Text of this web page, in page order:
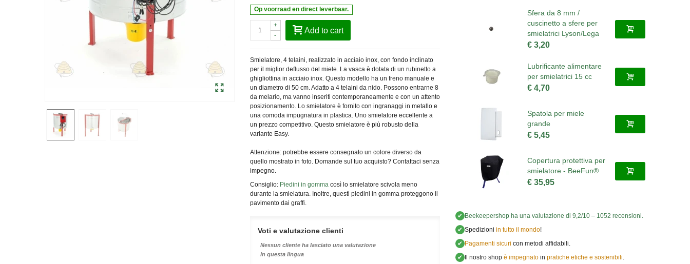
Op voorraad en direct leverbaar.
-
+
Add to cart
Smielatore, 4 telaini, realizzato in acciaio inox, con fondo inclinato
per il miglior deflusso del miele. La vasca è dotata di un rubinetto a
ghigliottina in acciaio inox. Questo modello ha un freno manuale e
un diametro di 50 cm. Adatto a 4 telaini da nido. Possono entrarne 8
da melario, ma vanno inseriti contemporaneamente e con un attento
posizionamento. Lo smielatore è fornito con ingranaggi in metallo e
una comoda impugnatura in plastica. Uno smielatore eccellente a
un prezzo competitivo. Questo smielatore è più robusto della
variante Easy.
Attenzione: potrebbe essere consegnato un colore diverso da
quello mostrato in foto. Domande sul tuo acquisto? Contattaci senza
impegno.
Consiglio: Piedini in gommacosì lo smielatore scivola meno
durante la smielatura. Inoltre, questi piedini in gomma proteggono il
pavimento dai graffi.
Voti e valutazione clienti
Nessun cliente ha lasciato una valutazione
in questa lingua
Sfera da 8 mm /
cuscinetto a sfere per
smielatrici Lyson/Lega
€ 3,20
Lubrificante alimentare
per smielatrici 15 cc
€ 4,70
Spatola per miele
grande
€ 5,45
Copertura protettiva per
smielatore - BeeFun®
€ 35,95
✔ Beekeepershopha una valutazione di 9,2/10 –1052 recensioni.
✔ Spedizioni in tutto il mondo!
✔ Pagamenti sicuri con metodi affidabili.
✔ Il nostro shop è impegnatoin pratiche etiche e sostenibili.